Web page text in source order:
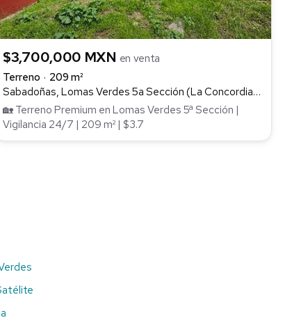
$3,700,000 MXN en venta
Terreno
209 m²
Sabadoñas, Lomas Verdes 5a Sección (La Concordia), Naucalpan de Juárez
🏡 Terreno Premium en Lomas Verdes 5ª Sección |
Vigilancia 24/7 | 209 m² | $3.7